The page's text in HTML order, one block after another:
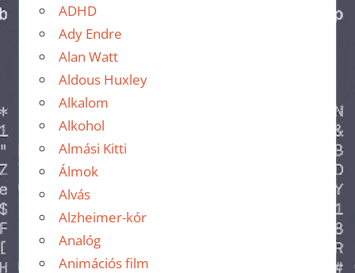
ADHD
Ady Endre
Alan Watt
Aldous Huxley
Alkalom
Alkohol
Almási Kitti
Álmok
Alvás
Alzheimer-kór
Analóg
Animációs film